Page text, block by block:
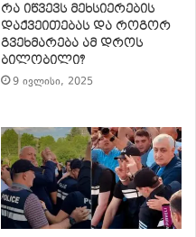
რა იწვევს მეხსიერების
დაქვეითებას და როგორ
გვეხმარება ამ დროს
ბილობილი?
9 ივლისი, 2025